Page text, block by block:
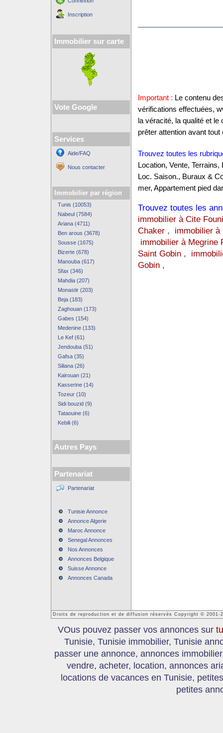
Inscription
Immobilier sur carte
Vote Google
Services
Aide/FAQ
Nous contacter
Immobilier par région
Tunis (10053)
Nabeul (7584)
Ariana (4711)
Ben arous (3678)
Sousse (1675)
Bizerte (678)
Manouba (617)
Sfax (346)
Mahdia (207)
Monastir (203)
Beja (183)
Zaghouan (173)
Gabes (154)
Medenine (133)
Le Kef (61)
Jendouba (51)
Gafsa (35)
Siliana (26)
Kairouan (21)
Kasserine (14)
Tozeur (10)
Sidi bouzid (9)
Tataouine (6)
Kebili (6)
Autres Pays
Partenariat
Partenariat
Tunisie Annonce
Annonce Algerie
Maroc Annonce
Senegal Annonces
Nos Annonces
Annonces Belgique
Suisse Annonce
Annonces Canada
Important : Le contenu
vérifications effectuées,
la véracité, la qualité et
prêter attention avant tout
Trouvez toutes les
Location, Vente,
Loc. Saison., Buraux &
mer, Appartement pied
Trouvez toutes les
immobilier à Cite
Chaker, immobilier à
immobilier à Megrine
Saint Gobin,
Gobin,
Droits de reproduction et de diffusion réservés Copyright © 2001-
VOus pouvez passer vos annonces sur
Tunisie, Tunisie immobilier, Tunisie
passer une annonce, annonces
vendre, acheter, location, annonces
locations de vacances en Tunisie,
petites